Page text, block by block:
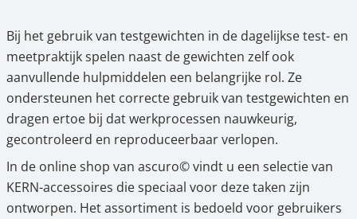
2. Overzicht van overige accessoires
3. Praktische aanvullingen voor het dagelijkse
test- en meetwerk
4.
Accessoires kopen in de online shop – bij
Bij het gebruik van testgewichten in de dagelijkse test- en
meetpraktijk spelen naast de gewichten zelf ook
aanvullende hulpmiddelen een belangrijke rol. Ze
ondersteunen het correcte gebruik van testgewichten en
dragen ertoe bij dat werkprocessen nauwkeurig,
gecontroleerd en reproduceerbaar verlopen.
In de online shop van ascuro© vindt u een selectie van
KERN-accessoires die speciaal voor deze taken zijn
ontworpen. Het assortiment is bedoeld voor gebruikers